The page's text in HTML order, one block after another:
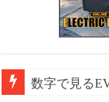
数字で見る
Tesla車内で